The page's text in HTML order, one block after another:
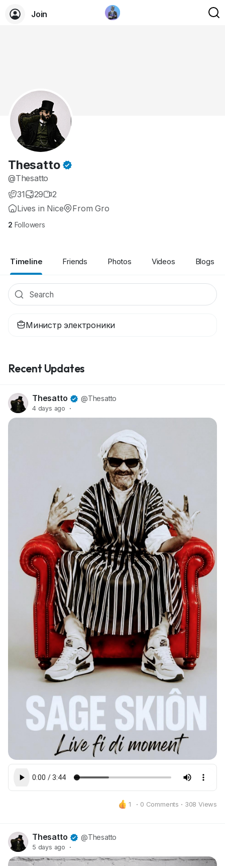
Join
Thesatto
@Thesatto
31
29
2
Lives in Nice
From Gro
2 Followers
Timeline Friends Photos Videos Blogs
Министр электроники
Recent Updates
Thesatto @Thesatto
4 days ago ·
1 · 0 Comments · 308 Views
Thesatto @Thesatto
5 days ago ·